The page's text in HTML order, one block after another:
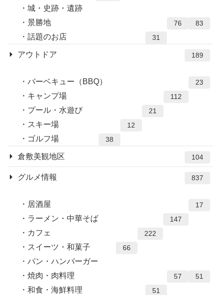
城・史跡・遺跡
83
景勝地 76
話題のお店 31
アウトドア 189
バーベキュー（BBQ） 23
キャンプ場 112
プール・水遊び 21
スキー場 12
ゴルフ場 38
倉敷美観地区 104
グルメ情報 837
居酒屋 17
ラーメン・中華そば 147
カフェ 222
スイーツ・和菓子 66
パン・ハンバーガー
51
焼肉・肉料理 57
和食・海鮮料理 51